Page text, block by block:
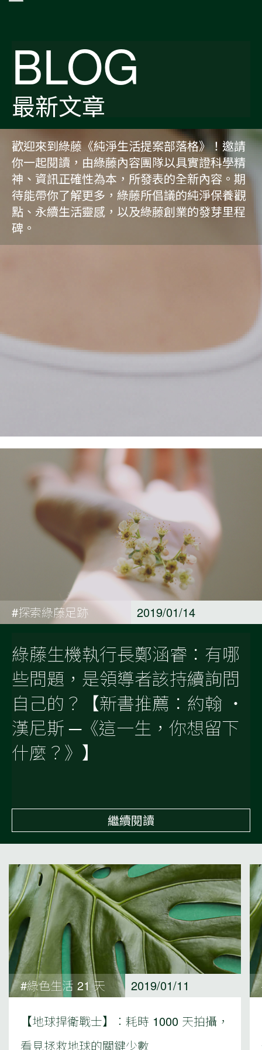
BLOG
最新文章
歡迎來到綠藤《純淨生活提案部落格》！邀請
你一起閱讀，由綠藤內容團隊以具實證科學精
神、資訊正確性為本，所發表的全新內容。期
待能帶你了解更多，綠藤所倡議的純淨保養觀
點、永續生活靈感，以及綠藤創業的發芽里程
碑。
#探索綠藤足跡 2019/01/14
綠藤生機執行長鄭涵睿：有哪
些問題，是領導者該持續詢問
自己的？【新書推薦：約翰 ‧
漢尼斯 ─《這一生，你想留下
什麼？》】
繼續閱讀
#綠色生活 21 天 2019/01/11
【地球捍衛戰士】：耗時 1000 天拍攝，
看見拯救地球的關鍵少數